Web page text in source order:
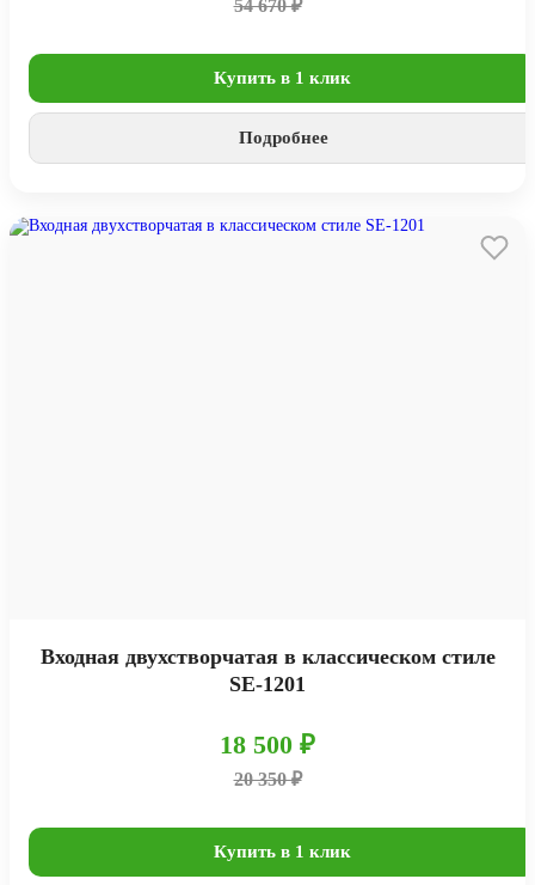
54 670 ₽
Купить в 1 клик
Подробнее
Входная двухстворчатая в классическом стиле
SE-1201
18 500 ₽
20 350 ₽
Купить в 1 клик